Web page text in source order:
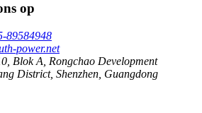
op
89584948
power.net
Blok A, Rongchao Development
District, Shenzhen, Guangdong